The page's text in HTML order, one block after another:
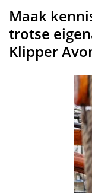
Maak
trotse
Klipper